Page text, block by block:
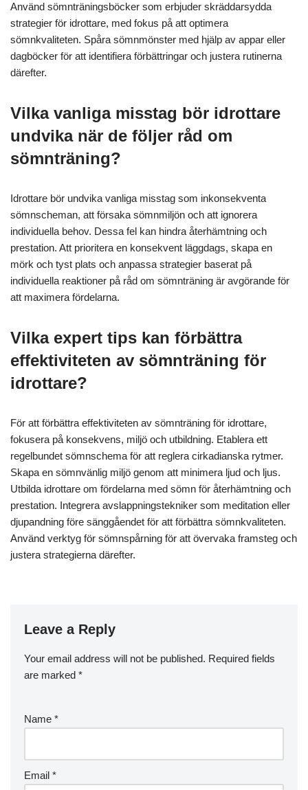
Använd sömnträningsböcker som erbjuder skräddarsydda
strategier för idrottare, med fokus på att optimera
sömnkvaliteten. Spåra sömnmönster med hjälp av appar eller
dagböcker för att identifiera förbättringar och justera rutinerna
därefter.
Vilka vanliga misstag bör idrottare
undvika när de följer råd om
sömnträning?
Idrottare bör undvika vanliga misstag som inkonsekventa
sömnscheman, att försaka sömnmiljön och att ignorera
individuella behov. Dessa fel kan hindra återhämtning och
prestation. Att prioritera en konsekvent läggdags, skapa en
mörk och tyst plats och anpassa strategier baserat på
individuella reaktioner på råd om sömnträning är avgörande för
att maximera fördelarna.
Vilka expert tips kan förbättra
effektiviteten av sömnträning för
idrottare?
För att förbättra effektiviteten av sömnträning för idrottare,
fokusera på konsekvens, miljö och utbildning. Etablera ett
regelbundet sömnschema för att reglera cirkadianska rytmer.
Skapa en sömnvänlig miljö genom att minimera ljud och ljus.
Utbilda idrottare om fördelarna med sömn för återhämtning och
prestation. Integrera avslappningstekniker som meditation eller
djupandning före sänggåendet för att förbättra sömnkvaliteten.
Använd verktyg för sömnspårning för att övervaka framsteg och
justera strategierna därefter.
Leave a Reply
Your email address will not be published. Required fields
are marked *
Name *
Email *